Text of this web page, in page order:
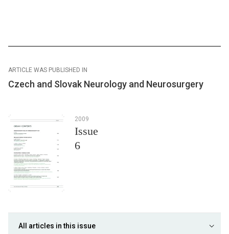
ARTICLE WAS PUBLISHED IN
Czech and Slovak Neurology and Neurosurgery
2009
Issue
6
All articles in this issue